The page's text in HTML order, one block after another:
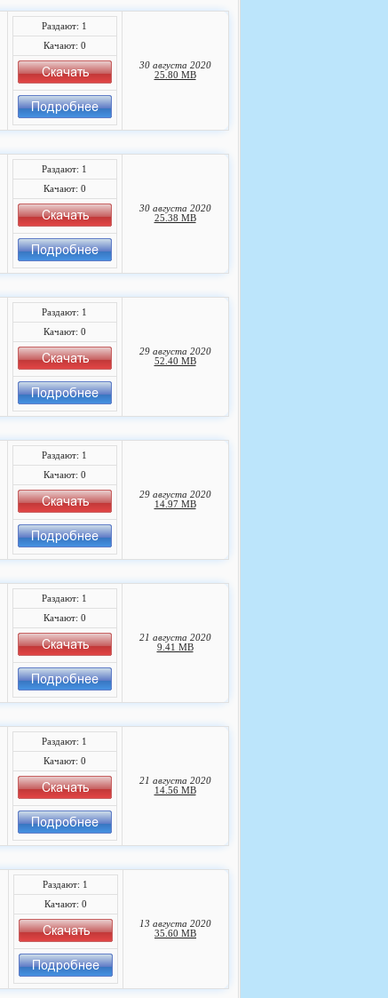
Раздают: 1
Качают: 0
30 августа 2020
25.80 MB
Раздают: 1
Качают: 0
30 августа 2020
25.38 MB
Раздают: 1
Качают: 0
29 августа 2020
52.40 MB
Раздают: 1
Качают: 0
29 августа 2020
14.97 MB
Раздают: 1
Качают: 0
21 августа 2020
9.41 MB
Раздают: 1
Качают: 0
21 августа 2020
14.56 MB
Раздают: 1
Качают: 0
13 августа 2020
35.60 MB